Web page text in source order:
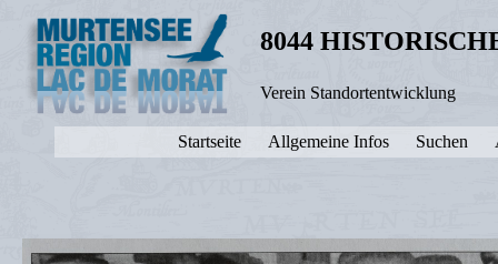
8044
Verein Standortentwicklung
Startseite Allgemeine Infos Suchen